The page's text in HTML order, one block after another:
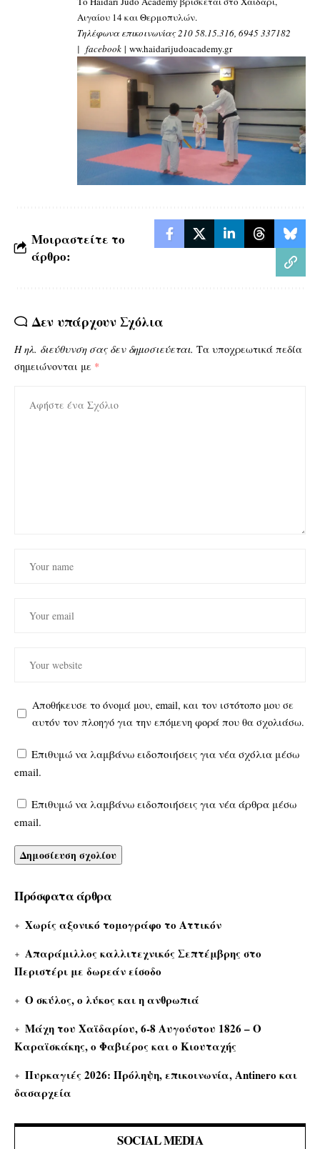
Αιγαίου 14 και Θερμοπυλών.
Τηλέφωνα επικοινωνίας 210 58.15.316, 6945 337182
| facebook | ww.haidarijudoacademy.gr
Μοιραστείτε το
άρθρο:
Δεν υπάρχουν Σχόλια
Η ηλ. διεύθυνση σας δεν δημοσιεύεται. Τα υποχρεωτικά πεδία
σημειώνονται με *
Αποθήκευσε το όνομά μου, email, και τον ιστότοπο μου σε
αυτόν τον πλοηγό για την επόμενη φορά που θα σχολιάσω.
Επιθυμώ να λαμβάνω ειδοποιήσεις για νέα σχόλια μέσω
email.
Επιθυμώ να λαμβάνω ειδοποιήσεις για νέα άρθρα μέσω
email.
Πρόσφατα άρθρα
Χωρίς αξονικό τομογράφο το Αττικόν
Απαράμιλλος καλλιτεχνικός Σεπτέμβρης στο
Περιστέρι με δωρεάν είσοδο
Ο σκύλος, ο λύκος και η ανθρωπιά
Μάχη του Χαϊδαρίου, 6-8 Αυγούστου 1826 – Ο
Καραϊσκάκης, ο Φαβιέρος και ο Κιουταχής
Πυρκαγιές 2026: Πρόληψη, επικοινωνία, Antinero και
δασαρχεία
SOCIAL MEDIA